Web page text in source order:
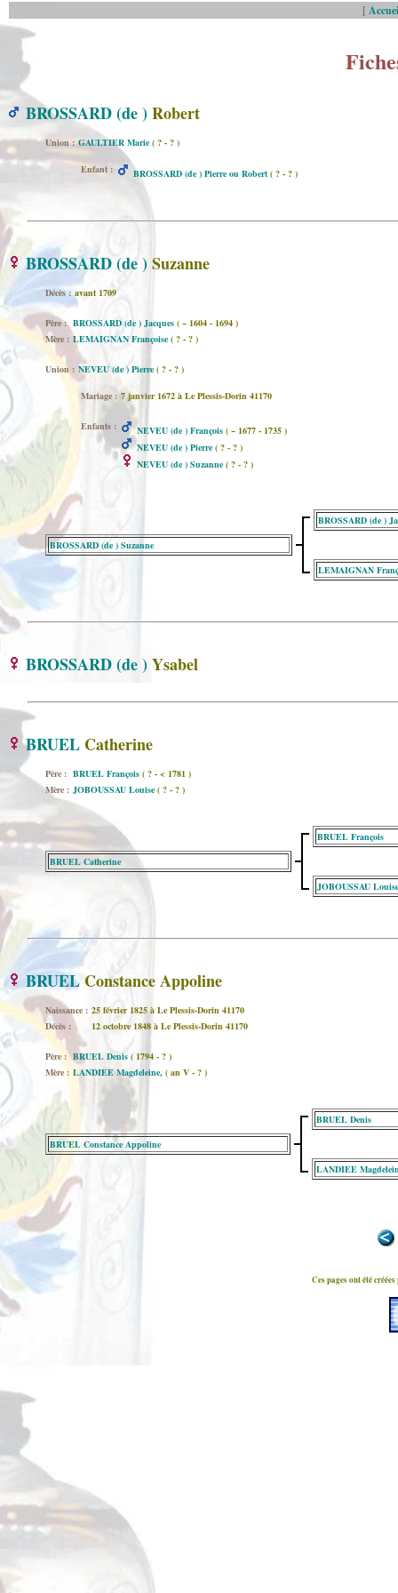
[
BROSSARD (de )Robert
Union : GAULTIER Marie ( ? - ? )
Enfant : BROSSARD (de ) Pierre ou Robert ( ? - ? )
BROSSARD (de )Suzanne
Décès : avant 1709
Père : BROSSARD (de ) Jacques ( ~ 1604 - 1694 )
Mère : LEMAIGNAN Françoise ( ? - ? )
Union : NEVEU (de ) Pierre ( ? - ? )
Mariage : 7 janvier 1672 à Le Plessis-Dorin 41170
Enfants : NEVEU (de ) François ( ~ 1677 - 1735 )
NEVEU (de ) Pierre ( ? - ? )
NEVEU (de ) Suzanne ( ? - ? )
BROSSARD (de ) Suzanne
BROSSARD (de )
LEMAIGNAN
BROSSARD (de )Ysabel
BRUEL Catherine
Père : BRUEL François ( ? - < 1781 )
Mère : JOBOUSSAU Louise ( ? - ? )
BRUEL Catherine
BRUEL François
JOBOUSSAU Louise
BRUELConstance Appoline
Naissance : 25 février 1825 à Le Plessis-Dorin 41170
Décès :
12 octobre 1848 à Le Plessis-Dorin 41170
Père : BRUEL Denis ( 1794 - ? )
Mère : LANDIEE Magdeleine, ( an V - ? )
BRUEL Constance Appoline
BRUEL Denis
LANDIEE
Ces pages ont été